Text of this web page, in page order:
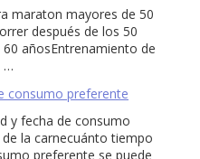
maraton mayores de 50
después de los 50
añosEntrenamiento de
…
consumo preferente
y fecha de consumo
la carnecuánto tiempo
preferente se puede